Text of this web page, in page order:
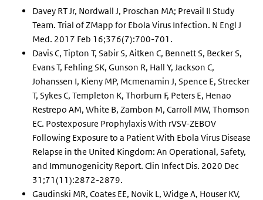
Davey RT Jr, Nordwall J, Proschan MA; Prevail II Study
Team. Trial of ZMapp for Ebola Virus Infection. N Engl J
Med. 2017 Feb 16;376(7):700-701.
Davis C, Tipton T, Sabir S, Aitken C, Bennett S, Becker S,
Evans T, Fehling SK, Gunson R, Hall Y, Jackson C,
Johanssen I, Kieny MP, Mcmenamin J, Spence E, Strecker
T, Sykes C, Templeton K, Thorburn F, Peters E, Henao
Restrepo AM, White B, Zambon M, Carroll MW, Thomson
EC. Postexposure Prophylaxis With rVSV-ZEBOV
Following Exposure to a Patient With Ebola Virus Disease
Relapse in the United Kingdom: An Operational, Safety,
and Immunogenicity Report. Clin Infect Dis. 2020 Dec
31;71(11):2872-2879.
Gaudinski MR, Coates EE, Novik L, Widge A, Houser KV,